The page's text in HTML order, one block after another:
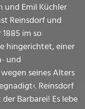
und Emil Küchler
Reinsdorf und
im so
hingerichtet, einer
und
seines Alters
Reinsdorf
Barbarei! Es lebe